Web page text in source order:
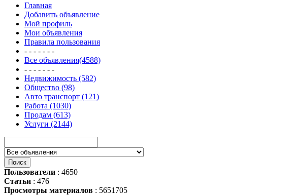
Главная
Добавить объявление
Мой профиль
Мои объявления
Правила пользования
- - - - - - -
Все объявления(4588)
- - - - - - -
Недвижимость (582)
Общество (98)
Авто транспорт (121)
Работа (1030)
Продам (613)
Услуги (2144)
Пользователи : 4650
Статьи : 476
Просмотры материалов : 5651705